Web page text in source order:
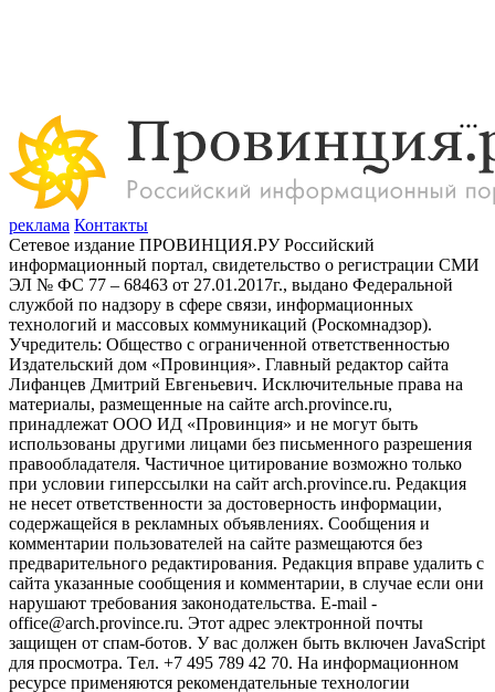
реклама Контакты
Сетевое издание ПРОВИНЦИЯ.РУ Российский
информационный портал, свидетельство о регистрации СМИ
ЭЛ № ФС 77 – 68463 от 27.01.2017г., выдано Федеральной
службой по надзору в сфере связи, информационных
технологий и массовых коммуникаций (Роскомнадзор).
Учредитель: Общество с ограниченной ответственностью
Издательский дом «Провинция». Главный редактор сайта
Лифанцев Дмитрий Евгеньевич. Исключительные права на
материалы, размещенные на сайте arch.province.ru,
принадлежат ООО ИД «Провинция» и не могут быть
использованы другими лицами без письменного разрешения
правообладателя. Частичное цитирование возможно только
при условии гиперссылки на сайт arch.province.ru. Редакция
не несет ответственности за достоверность информации,
содержащейся в рекламных объявлениях. Сообщения и
комментарии пользователей на сайте размещаются без
предварительного редактирования. Редакция вправе удалить с
сайта указанные сообщения и комментарии, в случае если они
нарушают требования законодательства. E-mail -
office@arch.province.ru. Этот адрес электронной почты
защищен от спам-ботов. У вас должен быть включен JavaScript
для просмотра. Tел. +7 495 789 42 70. На информационном
ресурсе применяются рекомендательные технологии